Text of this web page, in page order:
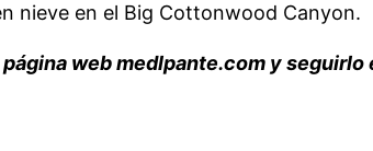
nieve en el Big Cottonwood Canyon.
web medlpante.com y